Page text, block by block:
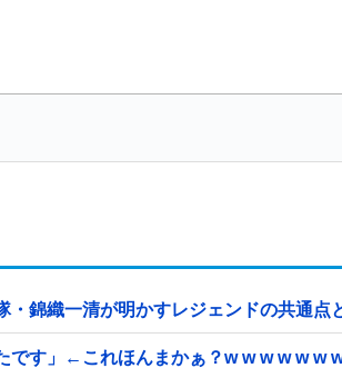
錦織一清が明かすレジェンドの共通点
です」←これほんまかぁ？w w w w w w